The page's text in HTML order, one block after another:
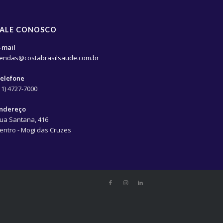
CONOSCO
mail
4727-7000
Santana, 416
- Mogi das Cruzes